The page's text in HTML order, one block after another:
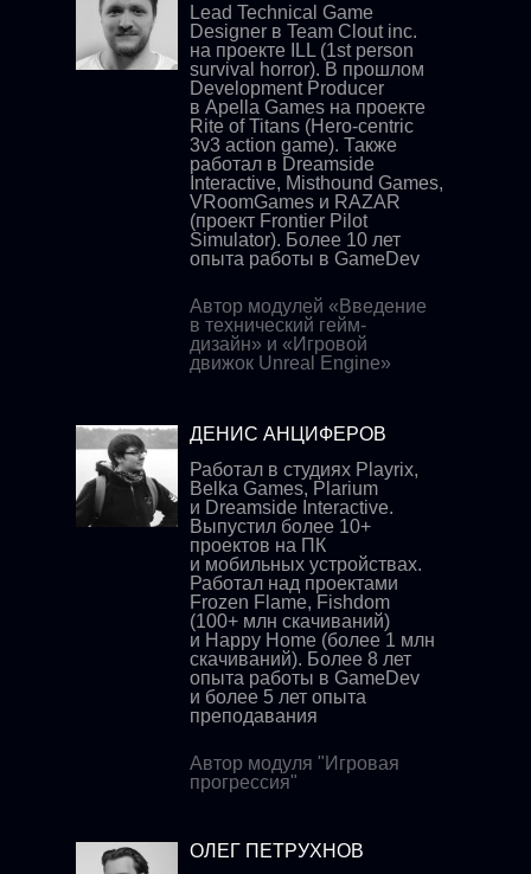
Lead Technical Game
Designer в Team Clout inc.
на проекте ILL (1st person
survival horror). В прошлом
Development Producer
в Apella Games на проекте
Rite of Titans (Hero-centric
3v3 action game). Также
работал в Dreamside
Interactive, Misthound Games,
VRoomGames и RAZAR
(проект Frontier Pilot
Simulator). Более 10 лет
опыта работы в GameDev
Автор модулей «Введение
в технический гейм-
дизайн» и «Игровой
движок Unreal Engine»
ДЕНИС АНЦИФЕРОВ
Автор модуля "Игровая
прогрессия"
Работал в студиях Playrix,
Belka Games, Plarium
и Dreamside Interactive.
Выпустил более 10+
проектов на ПК
и мобильных устройствах.
Работал над проектами
Frozen Flame, Fishdom
(100+ млн скачиваний)
и Happy Home (более 1 млн
скачиваний). Более 8 лет
опыта работы в GameDev
и более 5 лет опыта
преподавания
ОЛЕГ ПЕТРУХНОВ